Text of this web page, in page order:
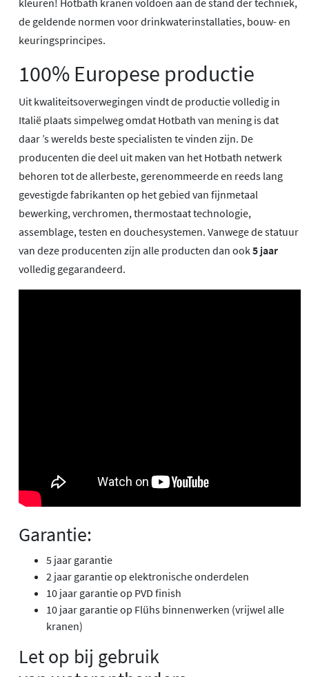
de geldende normen voor drinkwaterinstallaties, bouw- en
keuringsprincipes.
100% Europese productie
Uit kwaliteitsoverwegingen vindt de productie volledig in
Italië plaats simpelweg omdat Hotbath van mening is dat
daar ’s werelds beste specialisten te vinden zijn. De
producenten die deel uit maken van het Hotbath netwerk
behoren tot de allerbeste, gerenommeerde en reeds lang
gevestigde fabrikanten op het gebied van fijnmetaal
bewerking, verchromen, thermostaat technologie,
assemblage, testen en douchesystemen. Vanwege de statuur
van deze producenten zijn alle producten dan ook5 jaar
volledig gegarandeerd.
Garantie:
5 jaar garantie
2 jaar garantie op elektronische onderdelen
10 jaar garantie op PVD finish
10 jaar garantie op Flühs binnenwerken (vrijwel alle
kranen)
Let op bij gebruik